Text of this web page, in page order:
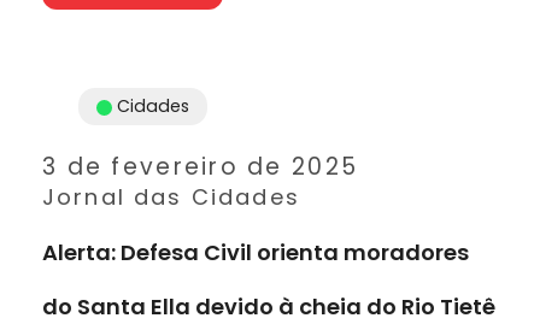
3 de fevereiro de 2025
Jornal das Cidades
Cidades
Alerta: Defesa Civil orienta moradores
do Santa Ella devido à cheia do Rio Tietê